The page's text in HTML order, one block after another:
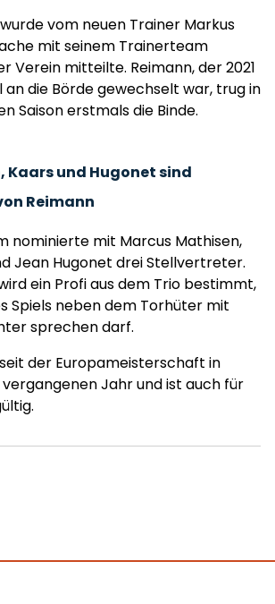
vom neuen Trainer Markus
mit seinem Trainerteam
Verein mitteilte. Reimann, der 2021
an die Börde gewechselt war, trug in
Saison erstmals die Binde.
Kaars und Hugonet sind
Reimann
nominierte mit Marcus Mathisen,
Jean Hugonet drei Stellvertreter.
ein Profi aus dem Trio bestimmt,
Spiels neben dem Torhüter mit
sprechen darf.
der Europameisterschaft in
Jahr und ist auch für